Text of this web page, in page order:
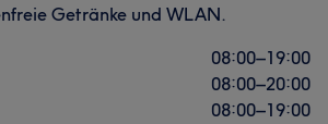
Getränke und WLAN.
08:00–19:00
08:00–20:00
08:00–19:00